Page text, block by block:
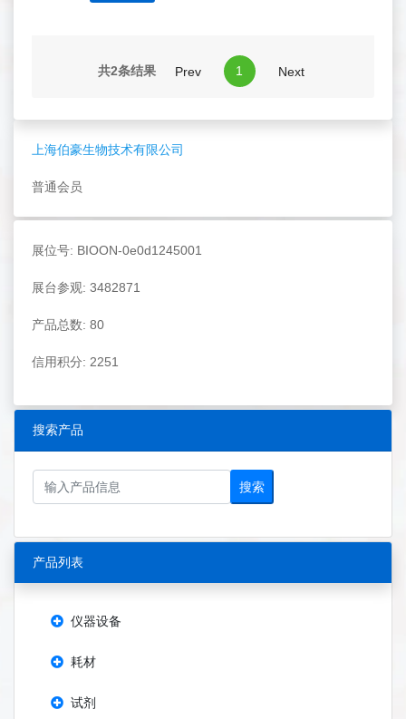
上海伯豪生物技术有限公司
普通会员
展位号: BIOON-0e0d1245001
展台参观: 3482871
产品总数: 80
信用积分: 2251
搜索产品
搜索
产品列表
仪器设备
耗材
试剂
共2条结果 Prev 1 Next